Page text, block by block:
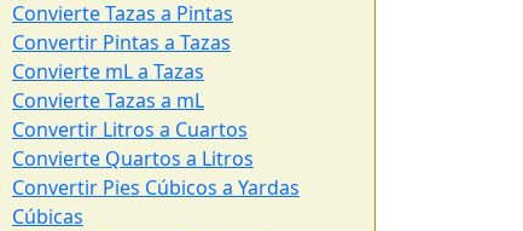
Convierte Tazas a Pintas
Convertir Pintas a Tazas
Convierte mL a Tazas
Convierte Tazas a mL
Convertir Litros a Cuartos
Convierte Quartos a Litros
Convertir Pies Cúbicos a Yardas
Cúbicas